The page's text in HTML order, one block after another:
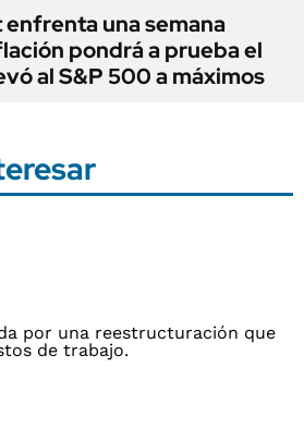
una semana
pondrá a prueba el
al S&P 500 a máximos